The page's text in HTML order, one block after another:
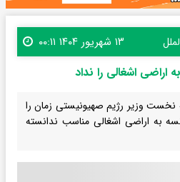
۱۳ شهریور ۱۴۰۴ ۰۰:۱۱
اراضی اشغالی را نداد
نخست وزیر رژیم صهیونیستی زمان را
به اراضی اشغالی مناسب ندانسته